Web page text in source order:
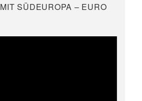
SÜDEUROPA – EURO